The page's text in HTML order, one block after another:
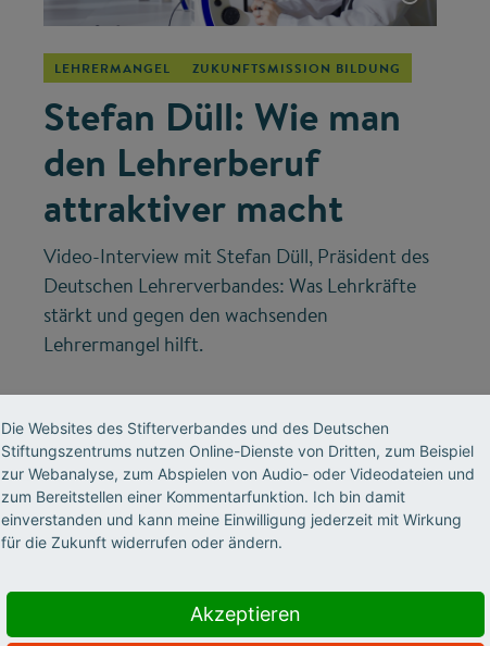
LEHRERMANGEL ZUKUNFTSMISSION BILDUNG
Stefan Düll: Wie man
den Lehrerberuf
attraktiver macht
Video-Interview mit Stefan Düll, Präsident des
Deutschen Lehrerverbandes: Was Lehrkräfte
stärkt und gegen den wachsenden
Lehrermangel hilft.
Die Websites des Stifterverbandes und des Deutschen
Stiftungszentrums nutzen Online-Dienste von Dritten, zum Beispiel
zur Webanalyse, zum Abspielen von Audio- oder Videodateien und
zum Bereitstellen einer Kommentarfunktion. Ich bin damit
einverstanden und kann meine Einwilligung jederzeit mit Wirkung
für die Zukunft widerrufen oder ändern.
Akzeptieren